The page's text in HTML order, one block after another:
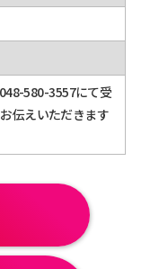
580-3557にて受
伝えいただきます